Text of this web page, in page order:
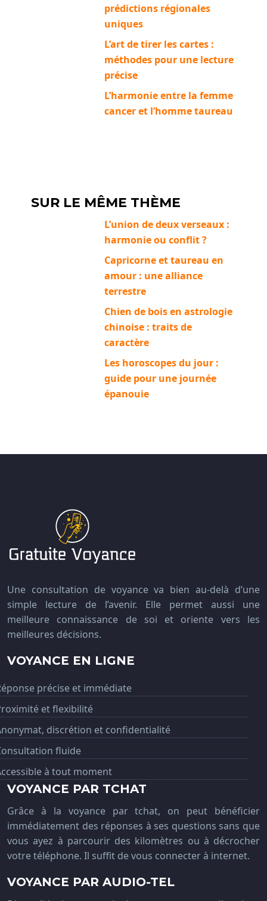
prédictions régionales
uniques
L’art de tirer les cartes :
méthodes pour une lecture
précise
L’harmonie entre la femme
cancer et l’homme taureau
SUR LE MÊME THÈME
L’union de deux verseaux :
harmonie ou conflit ?
Capricorne et taureau en
amour : une alliance
terrestre
Chien de bois en astrologie
chinoise : traits de
caractère
Les horoscopes du jour :
guide pour une journée
épanouie
Une consultation de voyance va bien au-delà d’une
simple lecture de l’avenir. Elle permet aussi une
meilleure connaissance de soi et oriente vers les
meilleures décisions.
VOYANCE EN LIGNE
précise et immédiate
et flexibilité
discrétion et confidentialité
fluide
à tout moment
VOYANCE PAR TCHAT
Grâce à la voyance par tchat, on peut bénéficier
immédiatement des réponses à ses questions sans que
vous ayez à parcourir des kilomètres ou à décrocher
votre téléphone. Il suffit de vous connecter à internet.
VOYANCE PAR AUDIO-TEL